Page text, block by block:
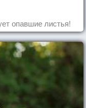
опавшие листья!